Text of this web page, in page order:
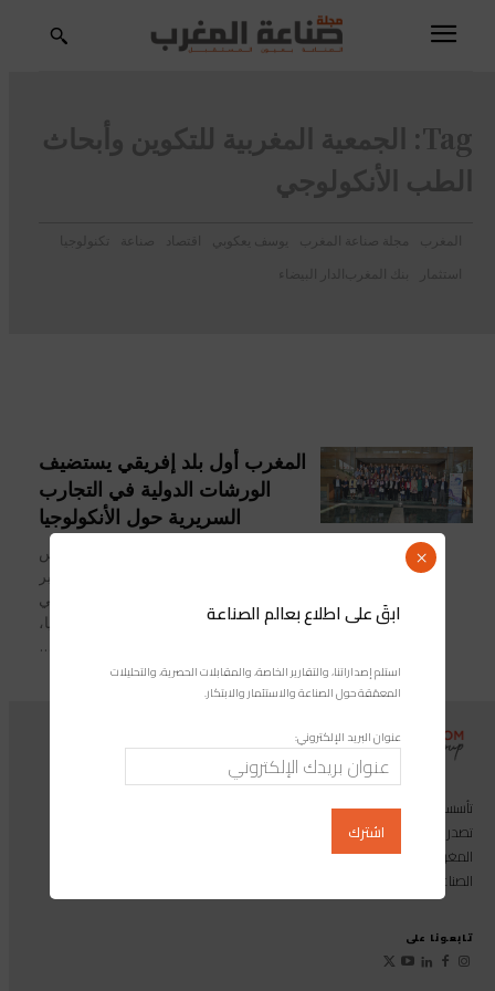
Tag: الجمعية المغربية للتكوين وأبحاث
الطب الأنكولوجي
المغرب مجلة صناعة المغرب يوسف يعكوبي اقتصاد صناعة
تكنولوجيا
استثمار
بنك المغرب الدار البيضاء
المغرب أول بلد إفريقي يستضيف
الورشات الدولية في التجارب
السريرية حول الأنكولوجيا
احتضن مركز المعارض محمد السادس
بمدينة الصخيرات، يوم الجمعة 09 نونبر
2018، الدورة التاسعة للورشات الدولية في
التجارب السريرية حول الأنكولوجيا،
المنظمة من طرف...
تصدر المجلة الرائدة المخصصة للصناعة والاستثمار والابتكار: مجلة «صناعة
المغرب»، بالإضافة إلى أول منصة رقمية موجهة لخدمة المهنيين في القطاع
الصناعي.
تابعونا على
ابقَ على اطلاع بعالم الصناعة
استلم إصداراتنا، والتقارير الخاصة، والمقابلات الحصرية، والتحليلات
المعمّقة حول الصناعة والاستثمار والابتكار.
عنوان البريد الإلكتروني:
×